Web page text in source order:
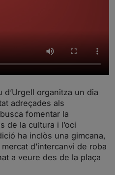
d’Urgell organitza un dia
adreçades als
fomentar la
de la cultura i l’oci
ha inclòs una gimcana,
d’intercanvi de roba
a veure des de la plaça